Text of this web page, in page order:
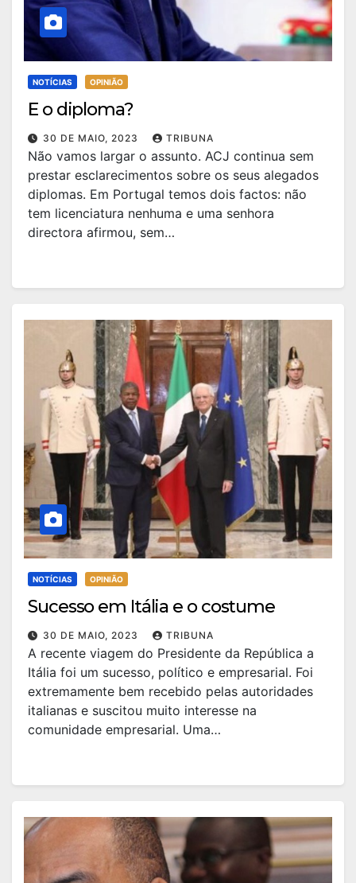
NOTÍCIAS OPINIÃO
E o diploma?
30 DE MAIO, 2023 TRIBUNA
Não vamos largar o assunto. ACJ continua sem
prestar esclarecimentos sobre os seus alegados
diplomas. Em Portugal temos dois factos: não
tem licenciatura nenhuma e uma senhora
directora afirmou, sem…
NOTÍCIAS OPINIÃO
Sucesso em Itália e o costume
30 DE MAIO, 2023 TRIBUNA
A recente viagem do Presidente da República a
Itália foi um sucesso, político e empresarial. Foi
extremamente bem recebido pelas autoridades
italianas e suscitou muito interesse na
comunidade empresarial. Uma…